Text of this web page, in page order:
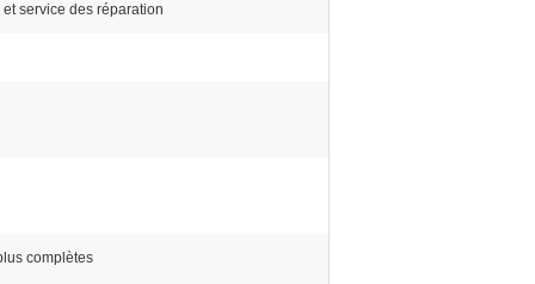
service des réparation
complètes